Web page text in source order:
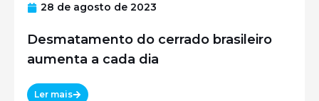
28 de agosto de 2023
Desmatamento do cerrado brasileiro
aumenta a cada dia
Ler mais